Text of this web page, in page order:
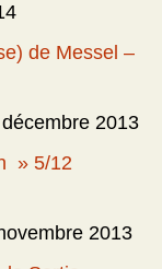
de Messel –
2013
» 5/12
2013